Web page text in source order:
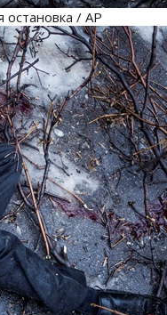
остановка / АР